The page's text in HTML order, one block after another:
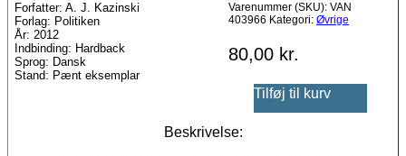
Forfatter: A. J. Kazinski
Forlag: Politiken
År: 2012
Indbinding: Hardback
Sprog: Dansk
Stand: Pænt eksemplar
Varenummer (SKU): VAN
403966 Kategori: Øvrige
80,00 kr.
Tilføj til kurv
Beskrivelse: